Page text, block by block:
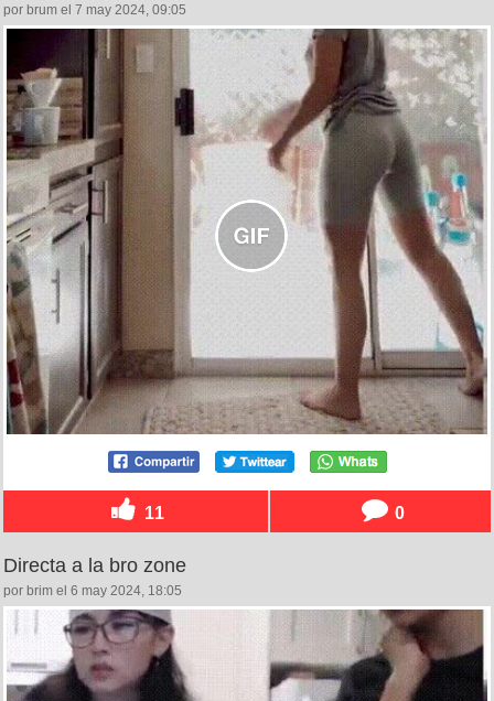
por brum el 7 may 2024, 09:05
11 0
Directa a la bro zone
por brim el 6 may 2024, 18:05